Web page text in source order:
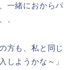
一緒におからパ
、
方も、私と同じ
しようかな～」